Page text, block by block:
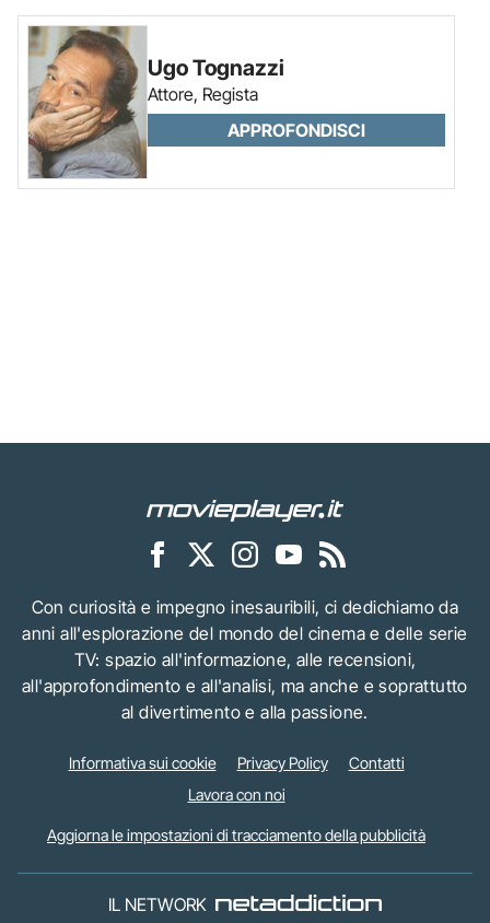
Ugo Tognazzi
Attore, Regista
APPROFONDISCI
Con curiosità e impegno inesauribili, ci dedichiamo da
anni all'esplorazione del mondo del cinema e delle serie
TV: spazio all'informazione, alle recensioni,
all'approfondimento e all'analisi, ma anche e soprattutto
al divertimento e alla passione.
Informativa sui cookie Privacy Policy
Contatti
Lavora con noi
Aggiorna le impostazioni di tracciamento della pubblicità
IL NETWORK